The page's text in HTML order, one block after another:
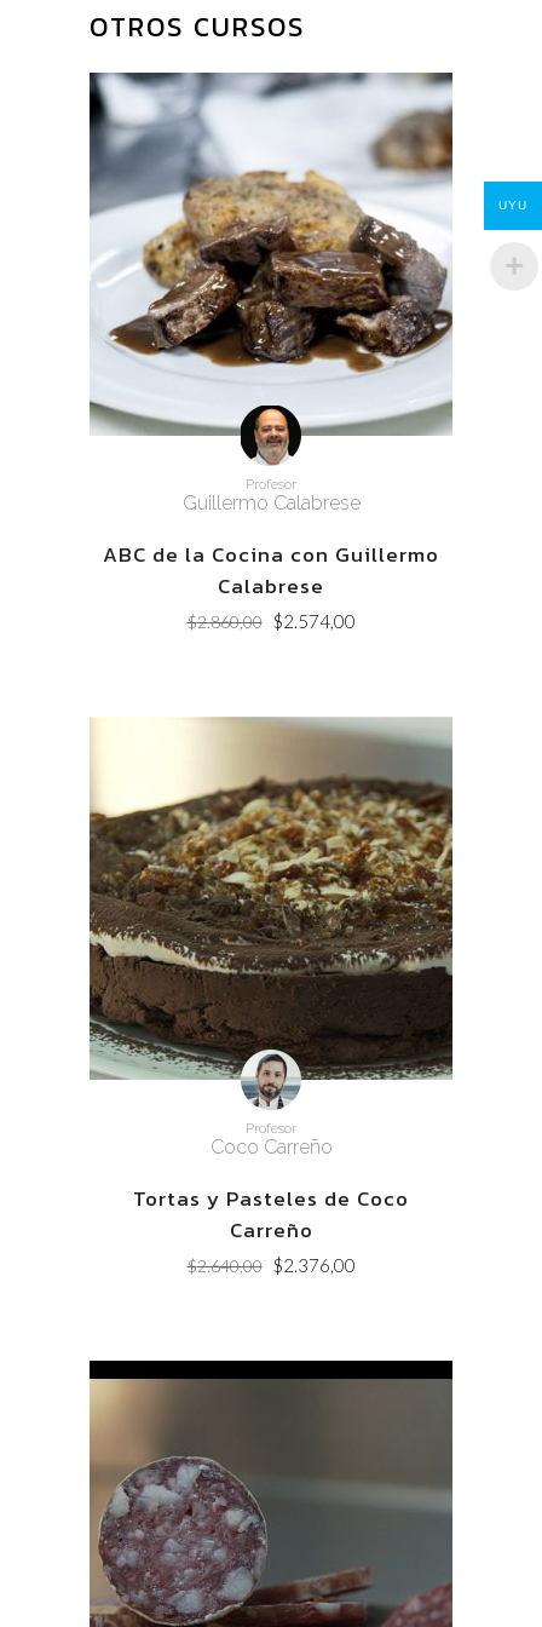
PRODUCTOS
RELACIONADOS
Profesor
Guillermo Calabrese
ABC de la Cocina con Guillermo
Calabrese
$2.860,00
Original
$2.860,00.
$2.574,00Current
$2.574,00.
Profesor
Coco Carreño
Tortas y Pasteles de Coco
Carreño
$2.640,00
Original
$2.640,00.
$2.376,00Current
$2.376,00.
UYU